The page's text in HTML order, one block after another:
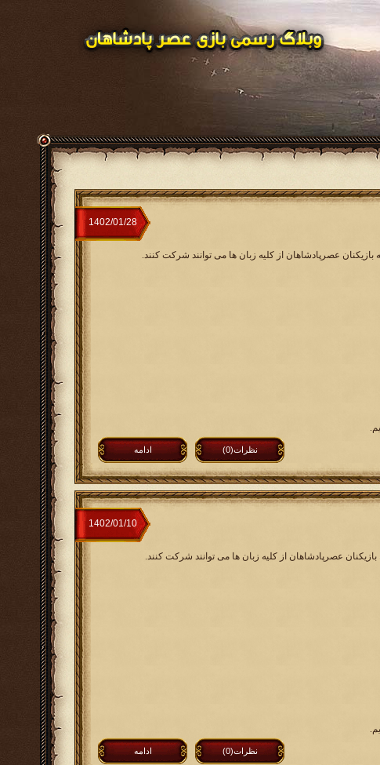
‏1402/01/28
بازیکنان عصرپادشاهان از کلیه زبان ها می توانند شرکت کنند.
ادامه نظرات(0)
‏1402/01/10
عصرپادشاهان از کلیه زبان ها می توانند شرکت کنند.
ادامه نظرات(0)